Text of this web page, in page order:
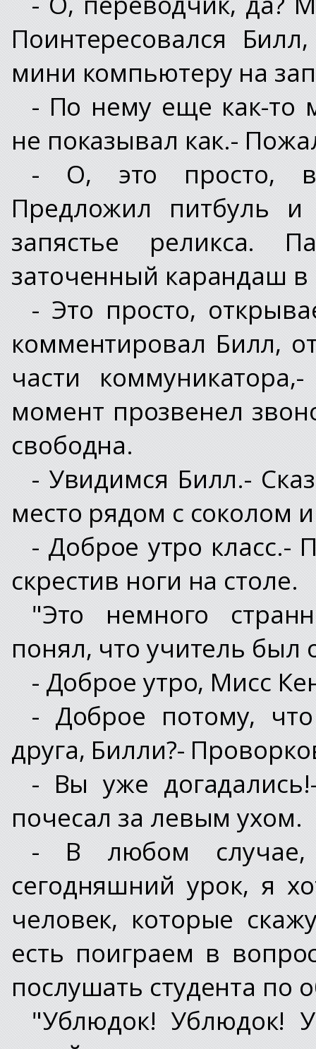
Поинтересовался
мини компьютеру на
- По нему еще как-то
не показывал как.-
- О, это просто,
Предложил питбуль и
запястье реликса.
заточенный карандаш
- Это просто,
комментировал Билл,
части
момент прозвенел
свободна.
- Увидимся Билл.-
место рядом с соколом
- Доброе утро класс.-
скрестив ноги на столе.
"Это немного
понял, что учитель был
- Доброе утро, Мисс
- Доброе потому,
друга, Билли?-
- Вы уже
почесал за левым ухом.
- В любом
сегодняшний урок, я
человек, которые
есть поиграем в
послушать студента по
"Ублюдок! Ублюдок!